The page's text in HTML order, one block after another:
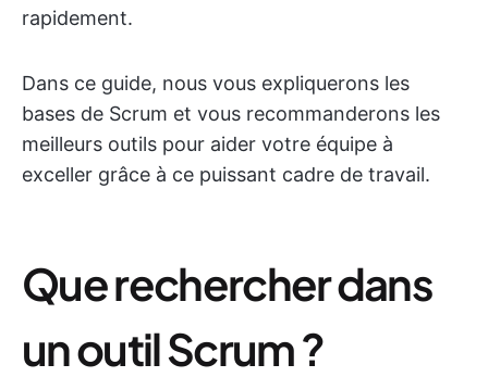
rapidement.
Dans ce guide, nous vous expliquerons les
bases de Scrum et vous recommanderons les
meilleurs outils pour aider votre équipe à
exceller grâce à ce puissant cadre de travail.
Que rechercher dans
un outil Scrum ?